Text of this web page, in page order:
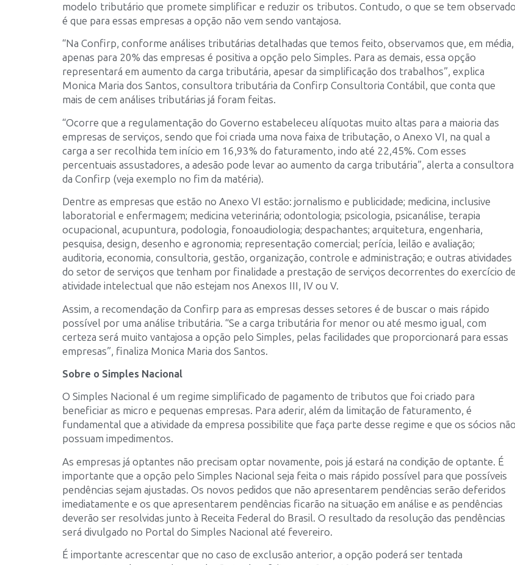
modelo tributário que promete simplificar e reduzir os tributos. Contudo, o que se tem observado
é que para essas empresas a opção não vem sendo vantajosa.
“Na Confirp, conforme análises tributárias detalhadas que temos feito, observamos que, em média,
apenas para 20% das empresas é positiva a opção pelo Simples. Para as demais, essa opção
representará em aumento da carga tributária, apesar da simplificação dos trabalhos”, explica
Monica Maria dos Santos, consultora tributária da Confirp Consultoria Contábil, que conta que
mais de cem análises tributárias já foram feitas.
“Ocorre que a regulamentação do Governo estabeleceu alíquotas muito altas para a maioria das
empresas de serviços, sendo que foi criada uma nova faixa de tributação, o Anexo VI, na qual a
carga a ser recolhida tem início em 16,93% do faturamento, indo até 22,45%. Com esses
percentuais assustadores, a adesão pode levar ao aumento da carga tributária”, alerta a consultora
da Confirp (veja exemplo no fim da matéria).
Dentre as empresas que estão no Anexo VI estão: jornalismo e publicidade; medicina, inclusive
laboratorial e enfermagem; medicina veterinária; odontologia; psicologia, psicanálise, terapia
ocupacional, acupuntura, podologia, fonoaudiologia; despachantes; arquitetura, engenharia,
pesquisa, design, desenho e agronomia; representação comercial; perícia, leilão e avaliação;
auditoria, economia, consultoria, gestão, organização, controle e administração; e outras atividades
do setor de serviços que tenham por finalidade a prestação de serviços decorrentes do exercício de
atividade intelectual que não estejam nos Anexos III, IV ou V.
Assim, a recomendação da Confirp para as empresas desses setores é de buscar o mais rápido
possível por uma análise tributária. “Se a carga tributária for menor ou até mesmo igual, com
certeza será muito vantajosa a opção pelo Simples, pelas facilidades que proporcionará para essas
empresas”, finaliza Monica Maria dos Santos.
Sobre o Simples Nacional
O Simples Nacional é um regime simplificado de pagamento de tributos que foi criado para
beneficiar as micro e pequenas empresas. Para aderir, além da limitação de faturamento, é
fundamental que a atividade da empresa possibilite que faça parte desse regime e que os sócios não
possuam impedimentos.
As empresas já optantes não precisam optar novamente, pois já estará na condição de optante. É
importante que a opção pelo Simples Nacional seja feita o mais rápido possível para que possíveis
pendências sejam ajustadas. Os novos pedidos que não apresentarem pendências serão deferidos
imediatamente e os que apresentarem pendências ficarão na situação em análise e as pendências
deverão ser resolvidas junto à Receita Federal do Brasil. O resultado da resolução das pendências
será divulgado no Portal do Simples Nacional até fevereiro.
É importante acrescentar que no caso de exclusão anterior, a opção poderá ser tentada